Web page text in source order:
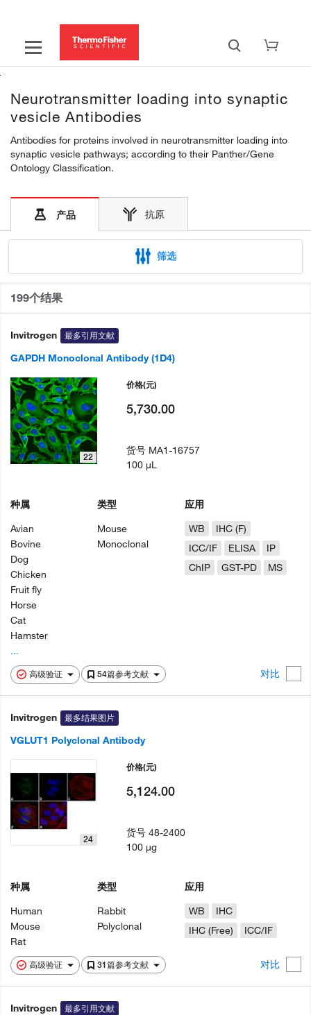
Neurotransmitter loading into synaptic
vesicle Antibodies
Antibodies for proteins involved in neurotransmitter loading into
synaptic vesicle pathways; according to their Panther/Gene
Ontology Classification.
产品 抗原
筛选
199个结果
Invitrogen 最多引用文献
GAPDH Monoclonal Antibody (1D4)
高级验证 54篇参考文献 对比
22
种属
Avian
Bovine
Dog
Chicken
Fruit fly
Horse
Cat
Hamster
...
类型
Mouse
Monoclonal
应用
WB
IHC (F)
ICC/IF
ELISA
IP
ChIP
GST-PD MS
价格(元)
5,730.00
货号 MA1-16757
100 µL
Invitrogen 最多结果图片
VGLUT1 Polyclonal Antibody
高级验证 31篇参考文献 对比
24
种属
Human
Mouse
Rat
类型
Rabbit
Polyclonal
应用
WB
IHC
IHC (Free)
ICC/IF
价格(元)
5,124.00
货号48-2400
100 µg
Invitrogen 最多引用文献